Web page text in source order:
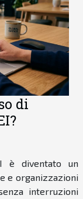
di
è diventato un
e organizzazioni
interruzioni